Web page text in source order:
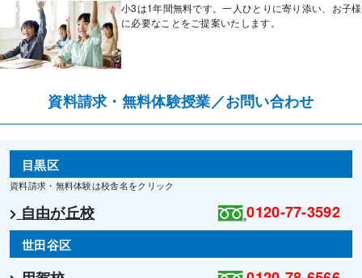
小3は1年間無料です。一人ひとりに寄り添い、お子様
に必要なことをご提案いたします。
資料請求・無料体験授業／お問い合わせ
目黒区
資料請求・無料体験は校舎名をクリック
自由が丘校 0120-77-3592
世田谷区